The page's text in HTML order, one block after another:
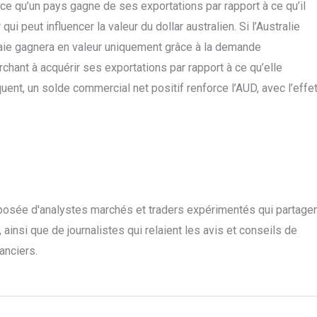
qu’un pays gagne de ses exportations par rapport à ce qu’il
peut influencer la valeur du dollar australien. Si l’Australie
gagnera en valeur uniquement grâce à la demande
à acquérir ses exportations par rapport à ce qu’elle
un solde commercial net positif renforce l’AUD, avec l’effet
d'analystes marchés et traders expérimentés qui
que de journalistes qui relaient les avis et conseils de